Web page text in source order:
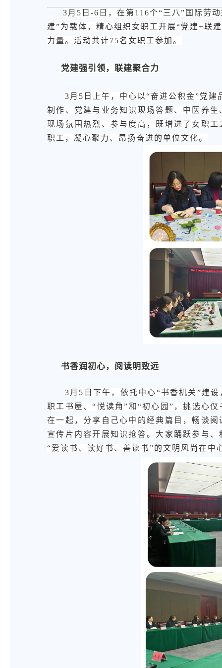
3月5日-6日，在第116个“三八”国际劳
建”为载体，精心组织女职工开展“党建+联
力量。活动共计75名女职工参加。
党建强引领，联建聚合力
3月5日上午，中心以“奋进公积金”党
制作、党建与业务知识现场答题、中医养
现场氛围热烈、参与度高，既增进了女职
职工，凝心聚力、昂扬奋进的单位文化。
书香润初心，阅读明致远
3月5日下午，依托中心“书香机关”建
职工书屋、“悦读角”和“初心园”，挑选心
在一起，分享自己心中的经典篇目，畅谈
宣传片内容开展知识抢答。大家踊跃参与
“爱读书、读好书、善读书”的文明风尚在中